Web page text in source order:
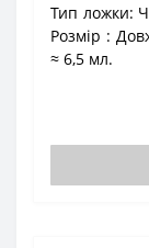
Тип ложки:
Розмір :
≈ 6,5 мл.